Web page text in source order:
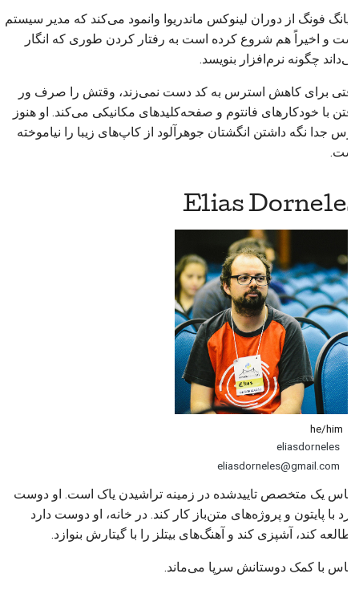
چیانگ فونگ از دوران لینوکس ماندریوا وانمود می‌کند که مدیر سیستم
است و اخیراً هم شروع کرده است به رفتار کردن طوری که انگار
می‌داند چگونه نرم‌افزار بنویسد.
وقتی برای کاهش استرس به کد دست نمی‌زند، وقتش را صرف ور
رفتن با خودکارهای فانتوم و صفحه‌کلیدهای مکانیکی می‌کند. او هنوز
درس جدا نگه داشتن انگشتان جوهرآلود از کاپ‌های زیبا را نیاموخته
است.
Elias Dorneles
eliasdorneles
eliasdorneles@gmail.com
الیاس یک متخصص تاییدشده در زمینه تراشیدن یاک است. او دوست
دارد با پایتون و پروژه‌های متن‌باز کار کند. در خانه، او دوست دارد
مطالعه کند، آشپزی کند و آهنگ‌های بیتلز را با گیتارش بنوازد.
الیاس با کمک دوستانش سرپا می‌ماند.